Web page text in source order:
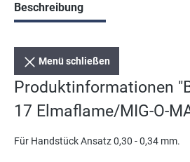
Beschreibung
Menü schließen
Produktinformationen
17 Elmaflame/MIG-O-
Für Handstück Ansatz 0,30 - 0,34 mm.